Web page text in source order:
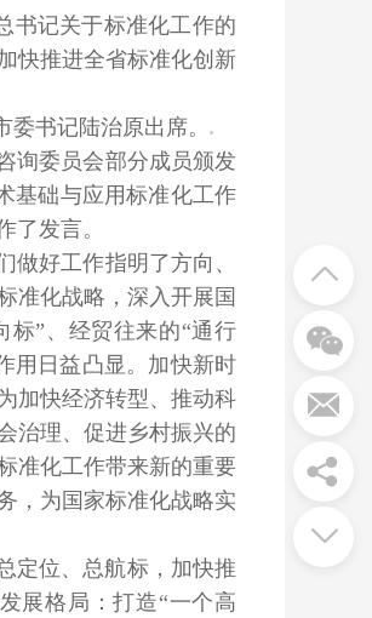
书记关于标准化工作的
快推进全省标准化创新
书记陆治原出席。
询委员会部分成员颁发
基础与应用标准化工作
了发言。
好工作指明了方向、
准化战略，深入开展国
标”、经贸往来的“通行
用日益凸显。加快新时
加快经济转型、推动科
治理、促进乡村振兴的
准化工作带来新的重要
，为国家标准化战略实
定位、总航标，加快推
展格局：打造“一个高